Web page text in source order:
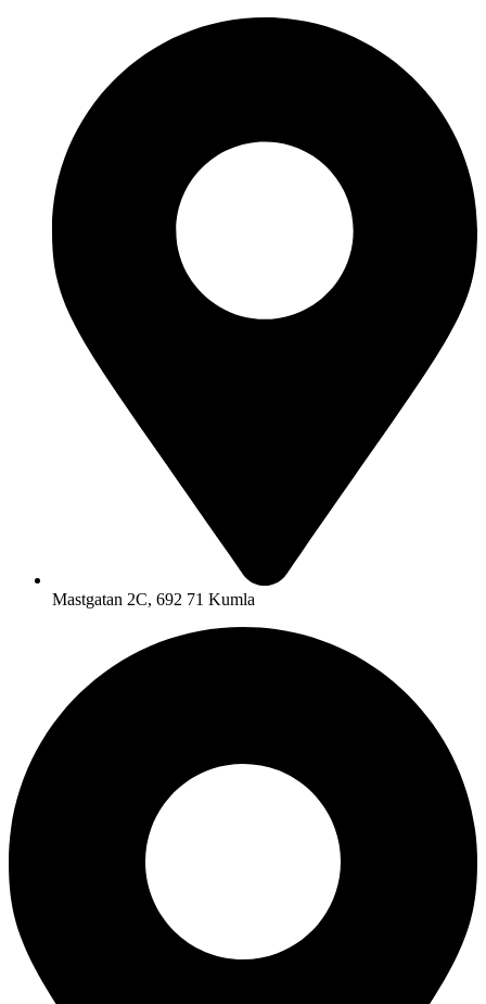
Mastgatan 2C, 692 71 Kumla